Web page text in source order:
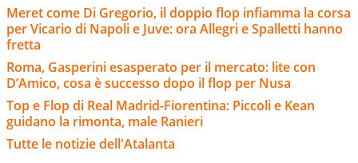
Meret come Di Gregorio, il doppio flop infiamma la corsa
per Vicario di Napoli e Juve: ora Allegri e Spalletti hanno
fretta
Roma, Gasperini esasperato per il mercato: lite con
D’Amico, cosa è successo dopo il flop per Nusa
Top e Flop di Real Madrid-Fiorentina: Piccoli e Kean
guidano la rimonta, male Ranieri
Tutte le notizie dell'Atalanta